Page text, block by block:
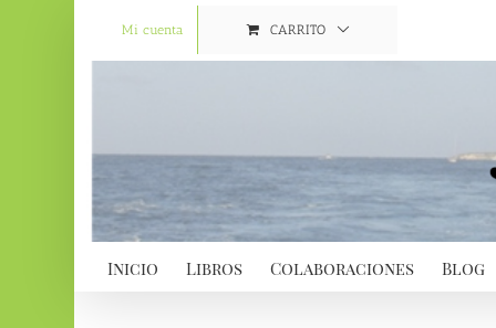
Mi cuenta CARRITO
Inicio Libros Colaboraciones Blog